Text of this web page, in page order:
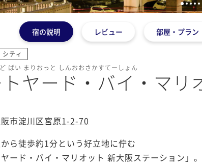
1 234 5
宿の説明 レビュー 部屋・プラン
シティ
ばい まりおっと しんおおさかすてーしょん
ヤード・バイ・マリ
市淀川区宮原1-2-70
ら徒歩約1分という好立地に佇む
ヤード・バイ・マリオット 新大阪ステーション」。